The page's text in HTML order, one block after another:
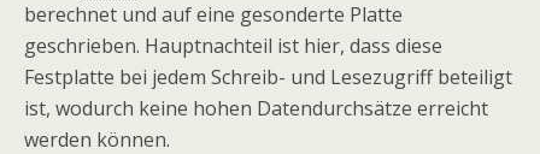
berechnet und auf eine gesonderte Platte
geschrieben. Hauptnachteil ist hier, dass diese
Festplatte bei jedem Schreib- und Lesezugriff beteiligt
ist, wodurch keine hohen Datendurchsätze erreicht
werden können.